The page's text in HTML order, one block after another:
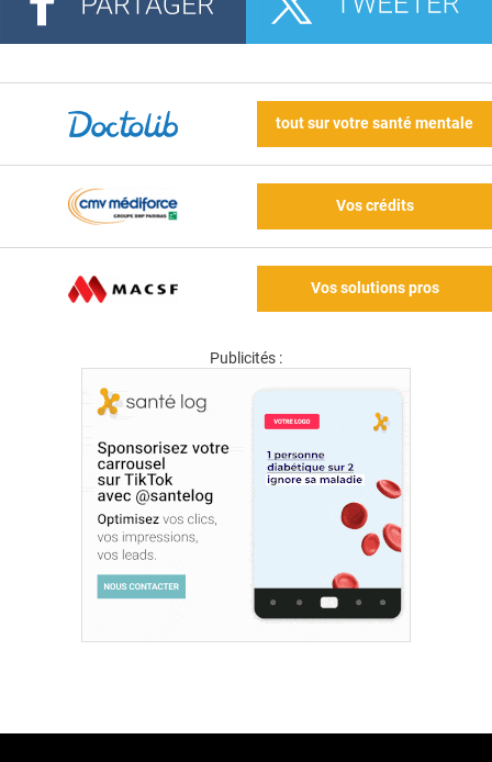
tout sur votre santé mentale
Vos crédits
Vos solutions pros
Publicités :